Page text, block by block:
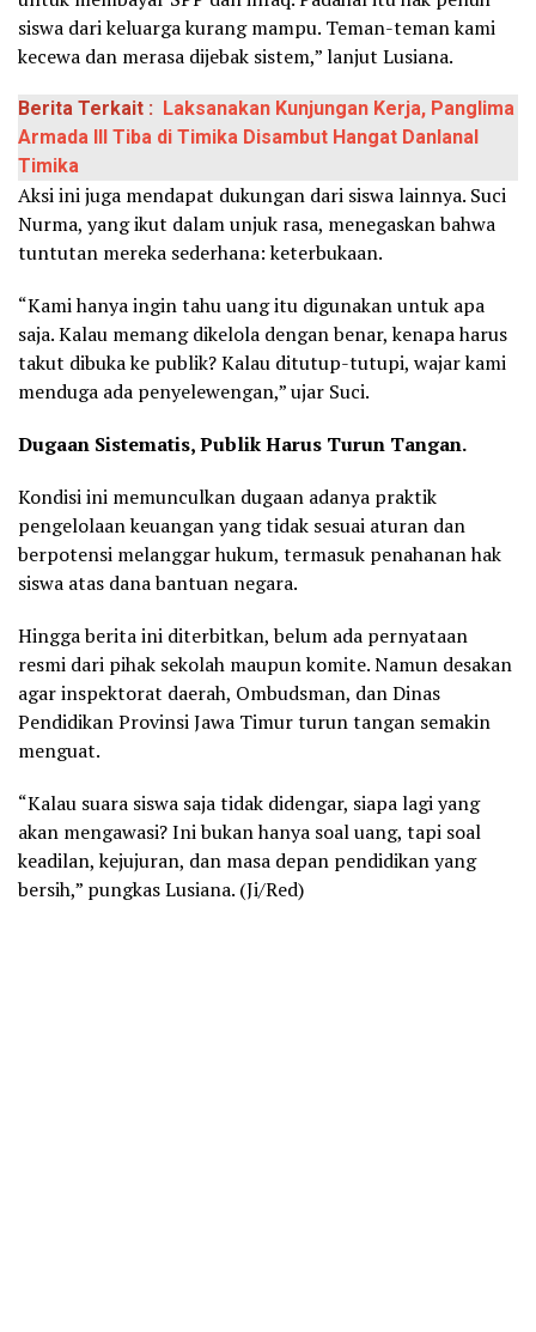
siswa dari keluarga kurang mampu. Teman-teman kami
kecewa dan merasa dijebak sistem,” lanjut Lusiana.
Berita Terkait : Laksanakan Kunjungan Kerja, Panglima
Armada III Tiba di Timika Disambut Hangat Danlanal
Timika
Aksi ini juga mendapat dukungan dari siswa lainnya. Suci
Nurma, yang ikut dalam unjuk rasa, menegaskan bahwa
tuntutan mereka sederhana: keterbukaan.
“Kami hanya ingin tahu uang itu digunakan untuk apa
saja. Kalau memang dikelola dengan benar, kenapa harus
takut dibuka ke publik? Kalau ditutup-tutupi, wajar kami
menduga ada penyelewengan,” ujar Suci.
Dugaan Sistematis, Publik Harus Turun Tangan.
Kondisi ini memunculkan dugaan adanya praktik
pengelolaan keuangan yang tidak sesuai aturan dan
berpotensi melanggar hukum, termasuk penahanan hak
siswa atas dana bantuan negara.
Hingga berita ini diterbitkan, belum ada pernyataan
resmi dari pihak sekolah maupun komite. Namun desakan
agar inspektorat daerah, Ombudsman, dan Dinas
Pendidikan Provinsi Jawa Timur turun tangan semakin
menguat.
“Kalau suara siswa saja tidak didengar, siapa lagi yang
akan mengawasi? Ini bukan hanya soal uang, tapi soal
keadilan, kejujuran, dan masa depan pendidikan yang
bersih,” pungkas Lusiana. (Ji/Red)